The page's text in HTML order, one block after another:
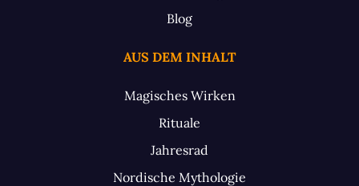
Blog
AUS DEM INHALT
Magisches Wirken
Rituale
Jahresrad
Nordische Mythologie